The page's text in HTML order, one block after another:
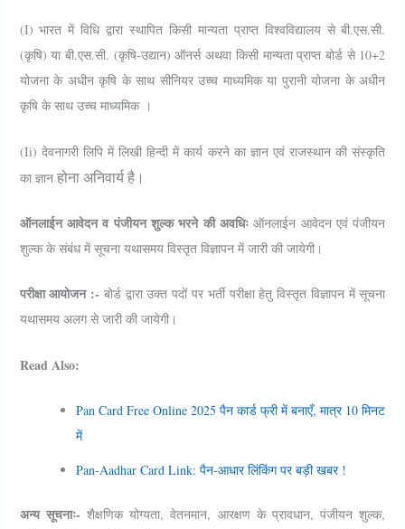
(i) भारत में विधि द्वारा स्थापित किसी मान्यता प्राप्त विश्वविद्यालय से बी.एस.सी.
(कृषि) या बी.एस.सी. (कृषि-उद्यान) ऑनर्स अथवा किसी मान्यता प्राप्त बोर्ड से 10+2
योजना के अधीन कृषि के साथ सीनियर उच्च माध्यमिक या पुरानी योजना के अधीन
कृषि के साथ उच्च माध्यमिक ।
(ii) देवनागरी लिपि में लिखी हिन्दी में कार्य करने का ज्ञान एवं राजस्थान की संस्कृति
का ज्ञान होना अनिवार्य है।
ऑनलाईन आवेदन व पंजीयन शुल्क भरने की अवधिः ऑनलाईन आवेदन एवं पंजीयन
शुल्क के संबंध में सूचना यथासमय विस्तृत विज्ञापन में जारी की जायेगी।
परीक्षा आयोजन :- बोर्ड द्वारा उक्त पदों पर भर्ती परीक्षा हेतु विस्तृत विज्ञापन में सूचना
यथासमय अलग से जारी की जायेगी।
Read Also:
Pan Card Free Online 2025 पैन कार्ड फ्री में बनाएँ, मात्र 10 मिनट
में
Pan-Aadhar Card Link: पैन-आधार लिंकिंग पर बड़ी खबर !
अन्य सूचनाः- शैक्षणिक योग्यता, वेतनमान, आरक्षण के प्रावधान, पंजीयन शुल्क,